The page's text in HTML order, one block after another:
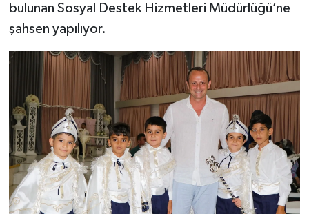
bulunan Sosyal Destek Hizmetleri Müdürlüğü’ne
şahsen yapılıyor.